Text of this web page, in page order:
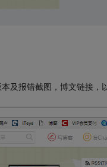
及报错截图，博文链接，